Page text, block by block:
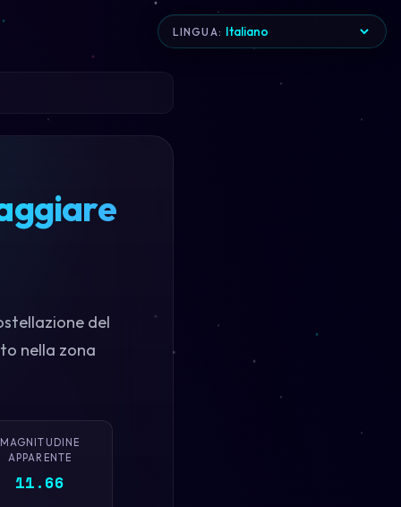
LINGUA:
del
nella zona
MAGNITUDINE
APPARENTE
11.66